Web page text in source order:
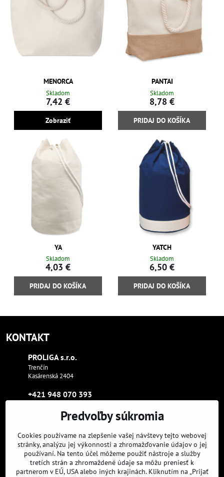
MENORCA
Skladom
7,42 €
Zobraziť
PANTAI
Skladom
8,78 €
PRIDAJ DO KOŠÍKA
YA
Skladom
4,03 €
PRIDAJ DO KOŠÍKA
YATCH
Skladom
6,50 €
PRIDAJ DO KOŠÍKA
KONTAKT
PROLIGA s​.r​.o​.
Trenčín
Kasárenská 2404
+421 948 070 393
proliga​@proliga​.eu
Sme tam, kde aj vy:
Facebook Instagram Youtube
Predvoľby súkromia
Cookies používame na zlepšenie vašej návštevy tejto webovej
stránky, analýzu jej výkonnosti a zhromažďovanie údajov o jej
používaní. Na tento účel môžeme použiť nástroje a služby
tretích strán a zhromaždené údaje sa môžu preniesť k
partnerom v EÚ, USA alebo iných krajinách. Kliknutím na „Prijať